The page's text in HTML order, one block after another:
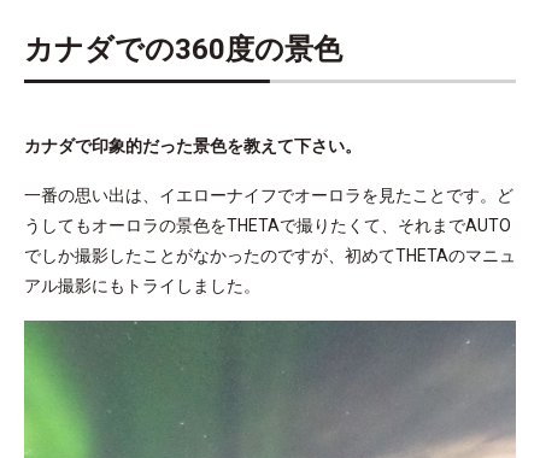
カナダでの360度の景色
カナダで印象的だった景色を教えて下さい。
一番の思い出は、イエローナイフでオーロラを見たことです。ど
うしてもオーロラの景色をTHETAで撮りたくて、それまでAUTO
でしか撮影したことがなかったのですが、初めてTHETAのマニュ
アル撮影にもトライしました。